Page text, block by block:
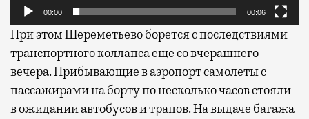
00:00 00:06
При этом Шереметьево борется с последствиями
транспортного коллапса еще со вчерашнего
вечера. Прибывающие в аэропорт самолеты с
пассажирами на борту по несколько часов стояли
в ожидании автобусов и трапов. На выдаче багажа